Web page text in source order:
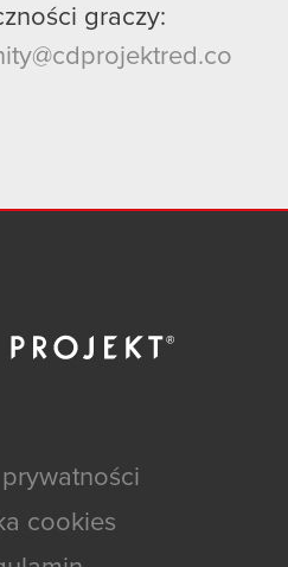
graczy:
cookies